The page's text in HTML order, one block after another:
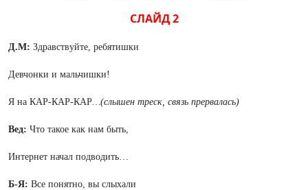
СЛАЙД 2
Д.М: Здравствуйте, ребятишки
Девчонки и мальчишки!
Я на КАР-КАР-КАР…(слышен треск, связь прервалась)
Вед: Что такое как нам быть,
Интернет начал подводить…
Б-Я: Все понятно, вы слыхали